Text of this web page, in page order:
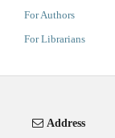
For Authors
For Librarians
Address